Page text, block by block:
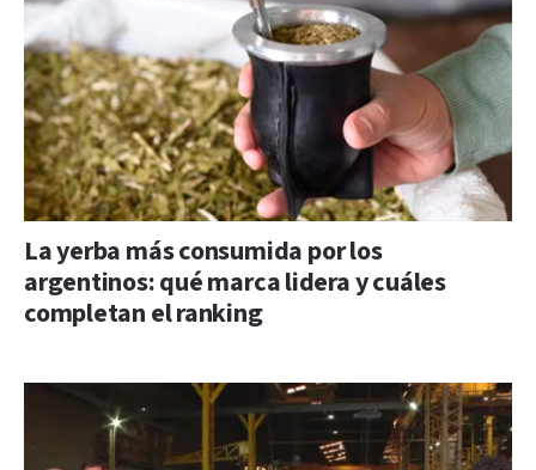
La yerba más consumida por los
argentinos: qué marca lidera y cuáles
completan el ranking